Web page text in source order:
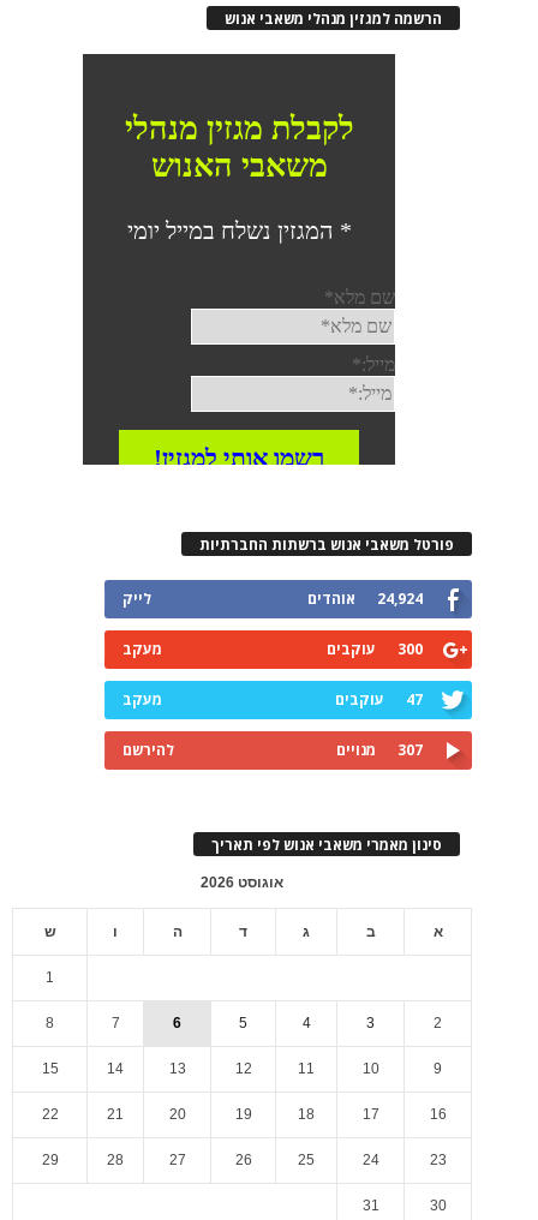
הרשמה למגזין מנהלי משאבי אנוש
פורטל משאבי אנוש ברשתות החברתיות
24,924 אוהדים לייק
300 עוקבים מעקב
47 עוקבים מעקב
307 מנויים להירשם
סינון מאמרי משאבי אנוש לפי תאריך
אוגוסט 2026
א ב ג ד ה ו ש
1
2
3
4
5
6
7
8
9
10
11
12
13
14
15
16
17
18
19
20
21
22
23
24
25
26
27
28
29
30
31